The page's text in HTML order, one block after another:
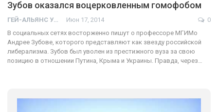
Зубов оказался воцерковленным гомофобом
ГЕЙ-АЛЬЯНС УКРАИНА Июн 17, 2014
0
В социальных сетях восторженно пишут о профессоре МГИМо
Андрее Зубове, которого представляют как звезду российской
либерализма. Зубов был уволен из престижного вуза за свою
позицию в отношении Путина, Крыма и Украины. Правда, через…